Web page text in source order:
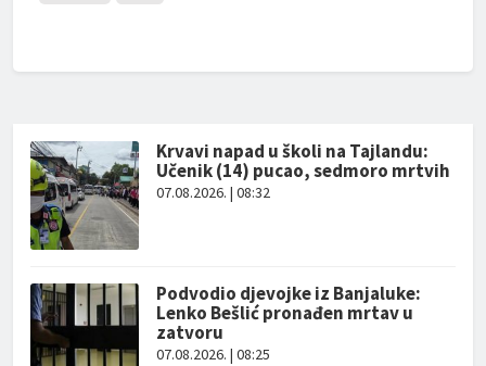
Krvavi napad u školi na Tajlandu:
Učenik (14) pucao, sedmoro mrtvih
07.08.2026. | 08:32
Podvodio djevojke iz Banjaluke:
Lenko Bešlić pronađen mrtav u
zatvoru
07.08.2026. | 08:25